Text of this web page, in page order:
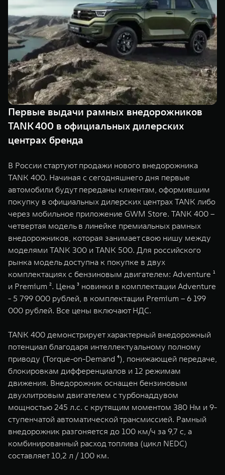
TANK 500
Веди за собой
от 6 499 000 ₽
TANK 700
Сила
от 10 199
WEY 07
Расширяя границы комфорта
от 6 149 000 ₽
WEY 05
Эстетика
WEY 80
Масштаб возможностей
от 6 449 000 ₽
WEY 80
TANK Финансы
Корпоративным клиентам
TANK ФИНАНСЫ
TANK Кредит
TANK Лизинг
TANK Страхование
Сервис
Специальные предложения
Моторные масла
ЦИФРОВЫЕ СЕРВИСЫ TANK
Цифровые сервисы TANK
Подписки
Первые выдачи рамных внедорожников
TANK 400 в официальных дилерских
центрах бренда
В России стартуют продажи нового внедорожника
TANK 400. Начиная с сегодняшнего дня первые
автомобили будут переданы клиентам, оформившим
покупку в официальных дилерских центрах TANK либо
через мобильное приложение GWM Store. TANK 400 –
четвертая модель в линейке премиальных рамных
внедорожников, которая занимает свою нишу между
моделями TANK 300 и TANK 500. Для российского
рынка модель доступна к покупке в двух
комплектациях с бензиновым двигателем: Adventure ¹
и Premium ². Цена ³ новинки в комплектации Adventure
- 5 799 000 рублей, в комплектации Premium – 6 199
000 рублей. Все цены включают НДС.
TANK 400 демонстрирует характерный внедорожный
потенциал благодаря интеллектуальному полному
приводу (Torque-on-Demand ⁴), понижающей передаче,
блокировкам дифференциалов и 12 режимам
движения. Внедорожник оснащен бензиновым
двухлитровым двигателем с турбонаддувом
мощностью 245 л.с. с крутящим моментом 380 Нм и 9-
ступенчатой автоматической трансмиссией. Рамный
внедорожник разгоняется до 100 км/ч за 9,7 с, а
комбинированный расход топлива (цикл NEDC)
составляет 10,2 л / 100 км.